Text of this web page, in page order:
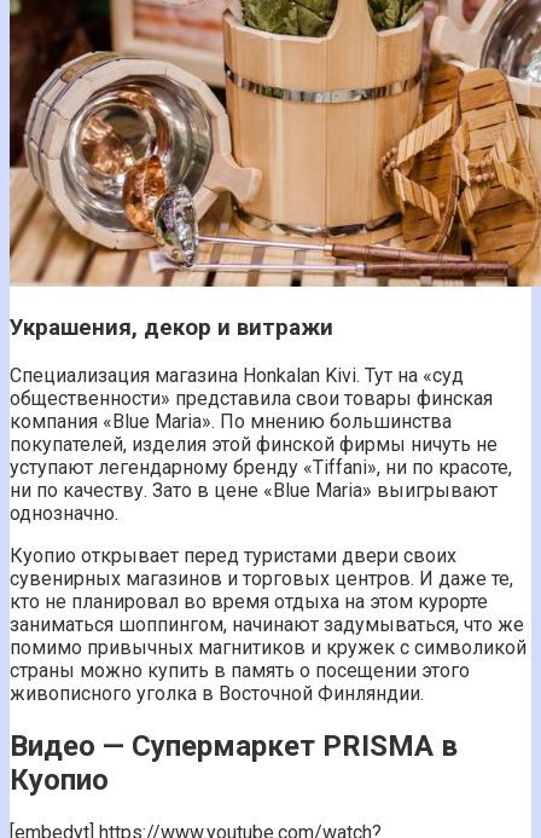
Украшения, декор и витражи
Специализация магазина Honkalan Kivi. Тут на «суд
общественности» представила свои товары финская
компания «Blue Maria». По мнению большинства
покупателей, изделия этой финской фирмы ничуть не
уступают легендарному бренду «Tiffani», ни по красоте,
ни по качеству. Зато в цене «Blue Maria» выигрывают
однозначно.
Куопио открывает перед туристами двери своих
сувенирных магазинов и торговых центров. И даже те,
кто не планировал во время отдыха на этом курорте
заниматься шоппингом, начинают задумываться, что же
помимо привычных магнитиков и кружек с символикой
страны можно купить в память о посещении этого
живописного уголка в Восточной Финляндии.
Видео — Супермаркет PRISMA в
Куопио
[embedyt] https://www.youtube.com/watch?